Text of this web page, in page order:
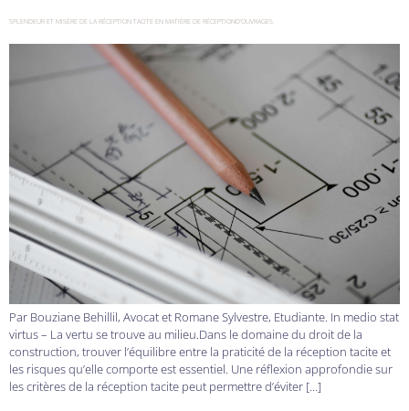
SPLENDEUR ET MISÈRE DE LA RÉCEPTION TACITE EN MATIÈRE DE RÉCEPTIOND’OUVRAGES.
Par Bouziane Behillil, Avocat et Romane Sylvestre, Etudiante. In medio stat
virtus – La vertu se trouve au milieu.Dans le domaine du droit de la
construction, trouver l’équilibre entre la praticité de la réception tacite et
les risques qu’elle comporte est essentiel. Une réflexion approfondie sur
les critères de la réception tacite peut permettre d’éviter […]